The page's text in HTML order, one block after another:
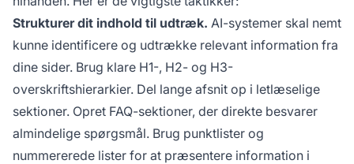
Strukturer dit indhold til udtræk. AI-systemer skal nemt
kunne identificere og udtrække relevant information fra
dine sider. Brug klare H1-, H2- og H3-
overskriftshierarkier. Del lange afsnit op i letlæselige
sektioner. Opret FAQ-sektioner, der direkte besvarer
almindelige spørgsmål. Brug punktlister og
nummererede lister for at præsentere information i